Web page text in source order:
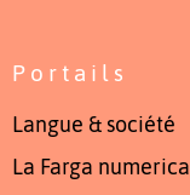
Portails
Langue & société
La Farga numerica